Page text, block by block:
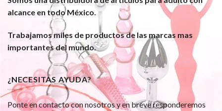
alcance en todo México.
Trabajamos miles de productos de las marcas mas
importantes del mundo.
¿NECESITAS AYUDA?
Ponte en contacto con nosotros y en breve responderemos